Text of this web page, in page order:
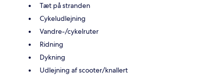
Tæt på stranden
Cykeludlejning
Vandre-/cykelruter
Ridning
Dykning
Udlejning af scooter/knallert